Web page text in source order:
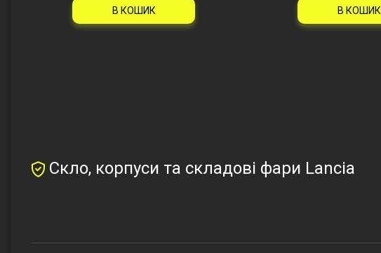
В КОШИК В КОШИК
Скло, корпуси та складові фари Lancia